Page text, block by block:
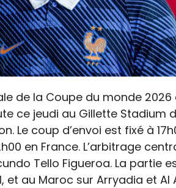
de la Coupe du monde
ce jeudi au Gillette Stadium
Le coup d’envoi est fixé à
en France. L’arbitrage
Tello Figueroa. La partie
et au Maroc sur Arryadia et Al